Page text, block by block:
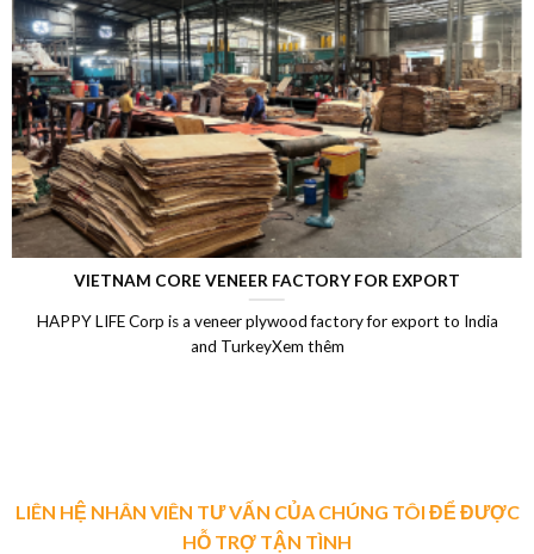
India
LAMINATED VENEER LUMBER (LVL)
Laminated Wood, LVL Laminated Veneer Lumber, LVL
Vietnam, LVL Timber, Vietnam plywood exportXem
LIÊN HỆ NHÂN VIÊN TƯ VẤN CỦA CHÚNG TÔI ĐỂ ĐƯỢC
HỖ TRỢ TẬN TÌNH